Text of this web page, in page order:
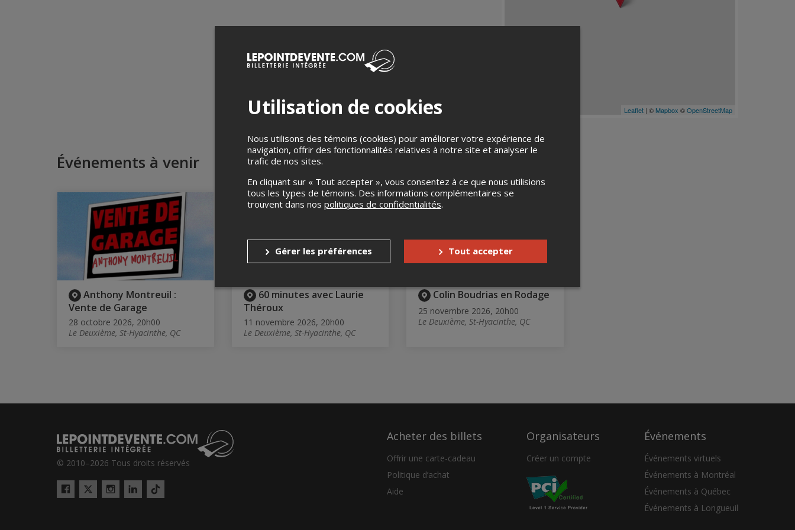
Leaflet | © Mapbox ©OpenStreetMap
Événements à venir
Anthony Montreuil :
Vente de Garage
28 octobre 2026, 20h00
Le Deuxième, St-Hyacinthe, QC
60 minutes avec Laurie
Théroux
11 novembre 2026, 20h00
Le Deuxième, St-Hyacinthe, QC
Colin Boudrias en Rodage
25 novembre 2026, 20h00
Le Deuxième, St-Hyacinthe, QC
© 2010–2026 Tous droits réservés
Facebook
Twitter
InstagramLinkedIn
Tiktok
Acheter des billets
Offrir une carte-cadeau
Politique d’achat
Aide
Organisateurs
Créer un compte
Événements
Événements virtuels
Événements à Montréal
Événements à Québec
Événements à Longueuil
Utilisation de cookies
Nous utilisons des témoins (cookies) pour améliorer votre expérience de
navigation, offrir des fonctionnalités relatives à notre site et analyser le
trafic de nos sites.
En cliquant sur « Tout accepter », vous consentez à ce que nous utilisions
tous les types de témoins. Des informations complémentaires se
trouvent dans nos politiques de confidentialités.
Gérer les préférences Tout accepter